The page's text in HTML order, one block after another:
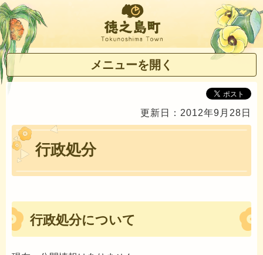
徳之島町
メニューを開く
更新日：2012年9月28日
行政処分
行政処分について